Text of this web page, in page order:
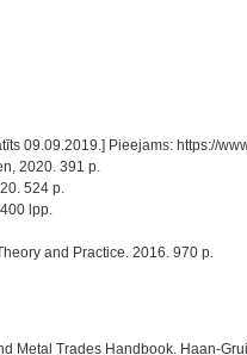
09.09.2019.] Pieejams: https://
2020. 391 p.
524 p.
lpp.
and Practice. 2016. 970 p.
Metal Trades Handbook. Haan-